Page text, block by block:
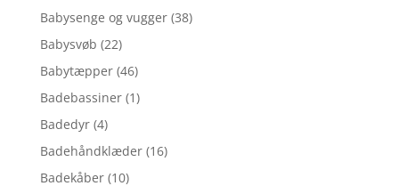
Babysenge og vugger (38)
Babysvøb (22)
Babytæpper (46)
Badebassiner (1)
Badedyr (4)
Badehåndklæder (16)
Badekåber (10)